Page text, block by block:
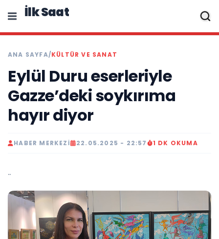
İlk Saat
ANA SAYFA/KÜLTÜR VE SANAT
Eylül Duru eserleriyle
Gazze’deki soykırıma
hayır diyor
HABER MERKEZI 22.05.2025 - 22:57 1 DK OKUMA
..